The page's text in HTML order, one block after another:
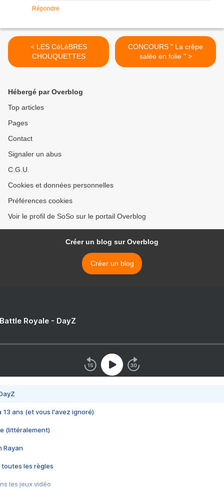
Répondre
< LES CéLèBRES
CHOUQUETTES
CONCOURS " La crêpe
salée en folie " >
Hébergé par Overblog
Top articles
Pages
Contact
Signaler un abus
C.G.U.
Cookies et données personnelles
Préférences cookies
Voir le profil de SoSo sur le portail Overblog
Créer un blog sur Overblog
Créer un blog
Royale - DayZ
13 ans (et vous l'avez ignoré)
(littéralement)
Rayan
toutes les règles
les jeux vidéo